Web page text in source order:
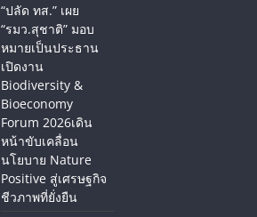
“ปลัด ทส.” เผย
“รมว.สุชาติ” มอบ
หมายเป็นประธาน
เปิดงาน
Biodiversity &
Bioeconomy
Forum 2026เดิน
หน้าขับเคลื่อน
นโยบาย Nature
Positive สู่เศรษฐกิจ
ชีวภาพที่ยั่งยืน